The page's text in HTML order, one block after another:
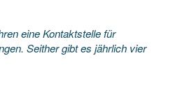
eine Kontaktstelle für
Seither gibt es jährlich vier